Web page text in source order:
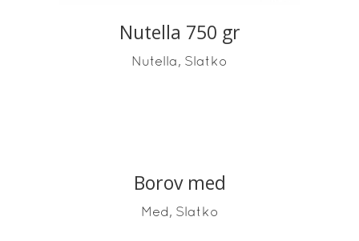
Nutella 750 gr
Nutella, Slatko
READ MORE
Borov med
Med, Slatko